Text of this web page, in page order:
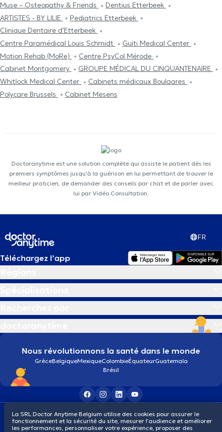
Muse – Osteopathy & Friends
Dentius Etterbeek
ARTISTES - BY LILIE
Pediatrics Etterbeek
Clinique Dentaire d'Etterbeek
Centre Paramédical Louis Schmidt
Guiti Medical Center
Motion Rehab (MoRe)
Centre PsyCol Mérode
Cabinet Montgomery
GROUPE MÉDICAL DU CINQUANTENAIRE
Whitlock Medical Center
Cabinets médicaux Boulaares
Polycare Brussels
Cabinet Mesens
Doctoranytime est une solution complète qui assiste le patient dès les
premiers symptômes jusqu'à la guérison en lui permettant de trouver le
meilleur praticien, de demander des conseils par chat et de parler avec
lui par Vidéo Consultation.
FR
Téléchargez l’app
Nous révolutionnons la santé dans le monde
GrèceBelgiqueMexiqueColombieÉquateurGuatemala
Brésil
Conditions généralesCookiesPolitique de confidentialité
© 2026 doctoranytime
La SRL Doctor Anytime Belgium utilise des cookies pour assurer le
fonctionnement et la sécurité du site, mesurer l’audience et améliorer
les performances, personnaliser votre expérience, proposer des